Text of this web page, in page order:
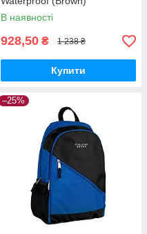
В наявності
928,50 ₴ 1 238 ₴
Купити
–25%